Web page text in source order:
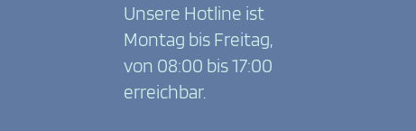
Unsere Hotline ist
Montag bis Freitag,
von 08:00 bis 17:00
erreichbar.